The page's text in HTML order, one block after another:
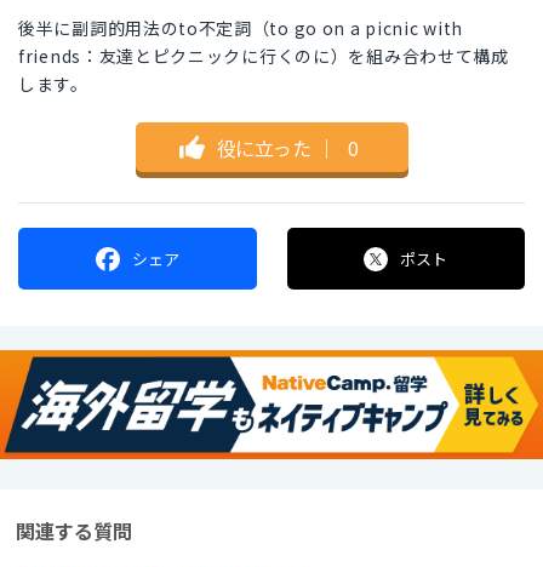
後半に副詞的用法のto不定詞（to go on a picnic with
friends：友達とピクニックに行くのに）を組み合わせて構成
します。
役に立った ｜ 0
シェア ポスト
関連する質問